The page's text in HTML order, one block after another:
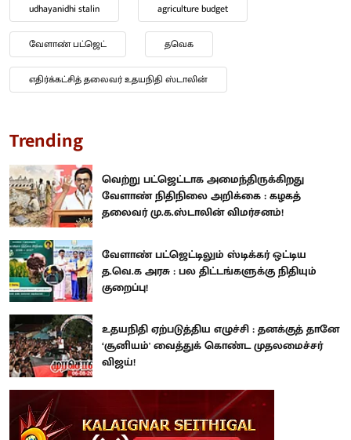
udhayanidhi stalin agriculture budget
வேளாண் பட்ஜெட் தவெக
எதிர்க்கட்சித் தலைவர் உதயநிதி ஸ்டாலின்
Trending
வெற்று பட்ஜெட்டாக அமைந்திருக்கிறது
வேளாண் நிதிநிலை அறிக்கை : கழகத்
தலைவர் மு.க.ஸ்டாலின் விமர்சனம்!
வேளாண் பட்ஜெட்டிலும் ஸ்டிக்கர் ஒட்டிய
த.வெ.க அரசு : பல திட்டங்களுக்கு நிதியும்
குறைப்பு!
உதயநிதி ஏற்படுத்திய எழுச்சி : தனக்குத் தானே
‘சூனியம்' வைத்துக் கொண்ட முதலமைச்சர்
விஜய்!